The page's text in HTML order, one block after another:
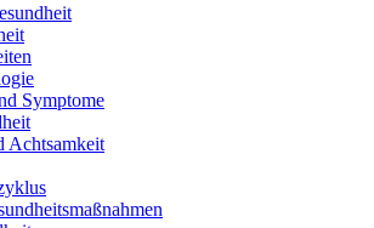
Symptome
Achtsamkeit